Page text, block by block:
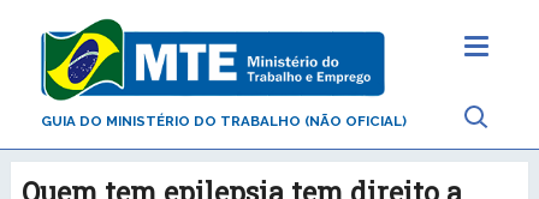
GUIA DO MINISTÉRIO DO TRABALHO (NÃO OFICIAL)
Quem tem epilepsia tem direito a